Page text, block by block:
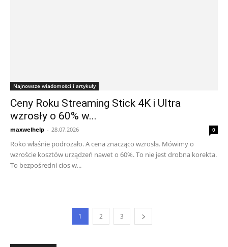
Najnowsze wiadomości i artykuły
Ceny Roku Streaming Stick 4K i Ultra
wzrosły o 60% w...
maxwelhelp - 28.07.2026 0
Roko właśnie podrożało. A cena znacząco wzrosła. Mówimy o
wzroście kosztów urządzeń nawet o 60%. To nie jest drobna korekta.
To bezpośredni cios w...
1 2 3